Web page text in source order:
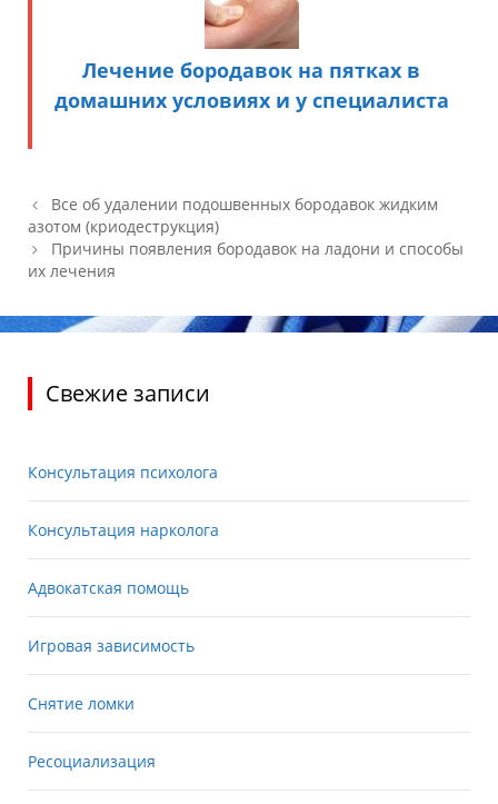
Лечение бородавок на пятках в
домашних условиях и у специалиста
Навигация по записям
Все об удалении подошвенных бородавок жидким
азотом (криодеструкция)
Причины появления бородавок на ладони и способы
их лечения
Свежие записи
Консультация психолога
Консультация нарколога
Адвокатская помощь
Игровая зависимость
Снятие ломки
Ресоциализация